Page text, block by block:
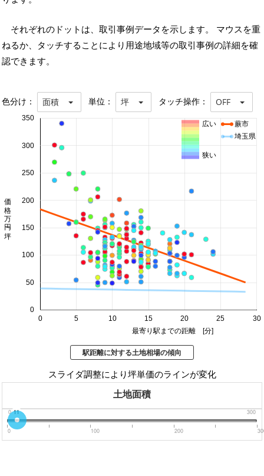
それぞれのドットは、取引事例データを示します。 マウスを重
ねるか、タッチすることにより用途地域等の取引事例の詳細を確
認できます。
色分け： 面積 単位： 坪 タッチ操作： OFF
0 5 10 15 20 25 30
0
50
100
150
200
250
300
350
最寄り駅までの距離 [分]
価格 万円/坪
蕨市
埼玉県
広い
狭い
駅距離に対する土地相場の傾向
スライダ調整により坪単価のラインが変化
土地面積
0 300
11
0 100 200